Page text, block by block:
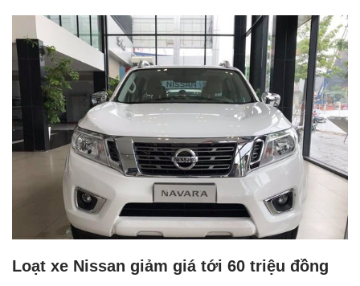
Loạt xe Nissan giảm giá tới 60 triệu đồng